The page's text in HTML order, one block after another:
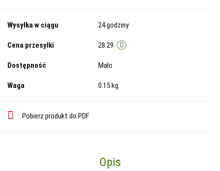
Wysyłka w ciągu 24 godziny
Cena przesyłki 28.29
Dostępność Mało
Waga 0.15 kg
Pobierz produkt do PDF
Opis